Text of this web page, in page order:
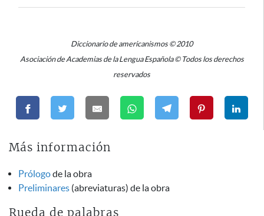
Diccionario de americanismos © 2010
Asociación de Academias de la Lengua Española © Todos los derechos
reservados
Más información
Prólogode la obra
Preliminares (abreviaturas) de la obra
Rueda de palabras